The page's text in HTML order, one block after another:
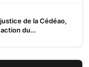
de la Cédéao,
du